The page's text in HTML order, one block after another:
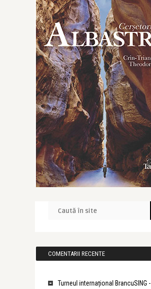
COMENTARII RECENTE
Turneul internațional BrancuSING -